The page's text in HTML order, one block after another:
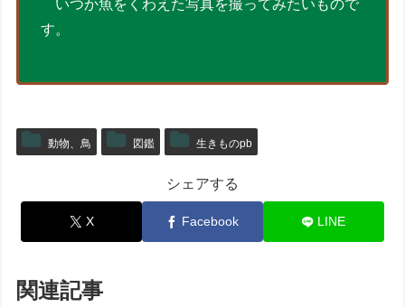
いつか魚をくわえた写真を撮ってみたいもので
す。
動物、鳥 図鑑 生きものpb
シェアする
X Facebook LINE
関連記事